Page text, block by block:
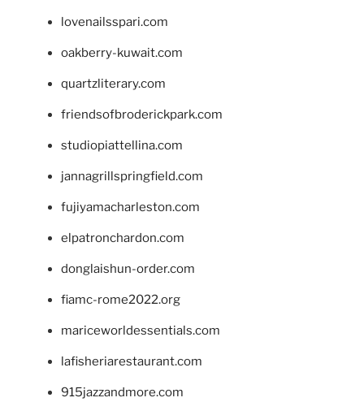
lovenailsspari.com
oakberry-kuwait.com
quartzliterary.com
friendsofbroderickpark.com
studiopiattellina.com
jannagrillspringfield.com
fujiyamacharleston.com
elpatronchardon.com
donglaishun-order.com
fiamc-rome2022.org
mariceworldessentials.com
lafisheriarestaurant.com
915jazzandmore.com